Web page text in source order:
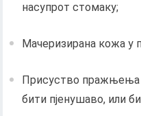
насупрот стомаку;
Мачеризирана кожа у
Присуство пражњења
бити пјенушаво, или